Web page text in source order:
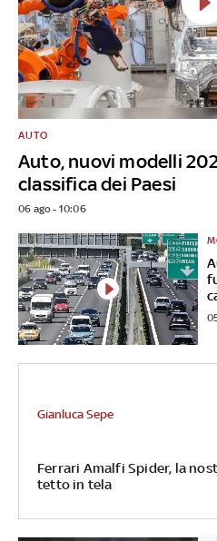
Auto, nuovi modelli
classifica dei Paesi
AUTO
06 ago - 10:06
Ferrari Amalfi Spider, la
tetto in tela
Gianluca Sepe